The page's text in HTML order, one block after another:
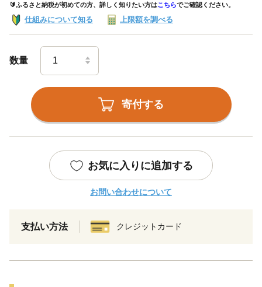
🔰ふるさと納税が初めての方、詳しく知りたい方はこちらでご確認ください。
仕組みについて知る 上限額を調べる
数量
寄付する
お気に入りに追加する
お問い合わせについて
支払い方法 クレジットカード